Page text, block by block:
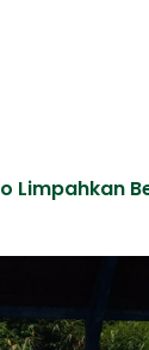
Limpahkan